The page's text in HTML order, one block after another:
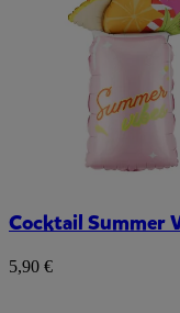
Cocktail Summer
5,90 €